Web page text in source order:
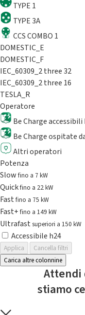
TYPE 1
TYPE 3A
CCS COMBO 1
DOMESTIC_E
DOMESTIC_F
IEC_60309_2 three 32
IEC_60309_2 three 16
TESLA_R
Operatore
Be Charge accessibili
Be Charge ospitate
Altri operatori
Potenza
Slowfino a 7 kW
Quickfino a 22 kW
Fastfino a 75 kW
Fast+fino a 149 kW
Ultrafast superiori a 150 kW
Accessibile h24
Applica
Cancella filtri
Carica altre colonnine
Attendi
stiamo